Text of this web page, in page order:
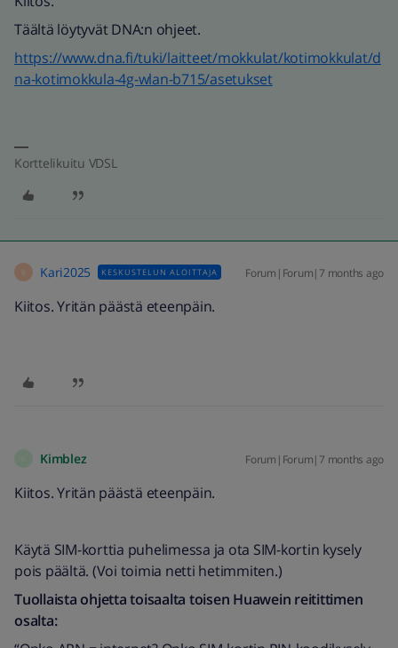
Täältä löytyvät DNA:n ohjeet.
https://www.dna.fi/tuki/laitteet/mokkulat/kotimokkulat/d
na-kotimokkula-4g-wlan-b715/asetukset
Korttelikuitu VDSL
K Kari2025 KESKUSTELUN ALOITTAJA Forum|Forum|7 months ago
Kiitos. Yritän päästä eteenpäin.
Kimblez Forum|Forum|7 months ago
Kiitos. Yritän päästä eteenpäin.
Käytä SIM-korttia puhelimessa ja ota SIM-kortin kysely
pois päältä. (Voi toimia netti hetimmiten.)
Tuollaista ohjetta toisaalta toisen Huawein reitittimen
osalta: